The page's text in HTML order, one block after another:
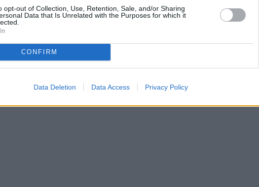
opt-out of Collection, Use, Retention, Sale, and/or Sharing
Data that Is Unrelated with the Purposes for which it
CONFIRM
Data Deletion Data Access Privacy Policy
οι επιχειρήσεις
management και στην ενίσχυση μιας υγιούς
μέσα από σαφές πλάνο ανάπτυξης και
επιλογή, αλλά αναγκαία συνθήκη για τη